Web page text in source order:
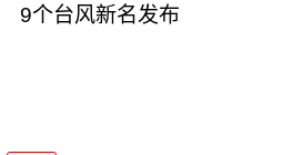
9个台风新名发布